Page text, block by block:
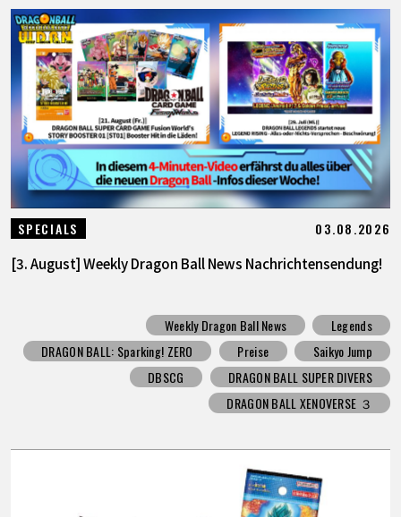
SPECIALS 03.08.2026
[3. August] Weekly Dragon Ball News Nachrichtensendung!
Weekly Dragon Ball News
Legends
DRAGON BALL: Sparking! ZERO
Preise
Saikyo Jump
DBSCG
DRAGON BALL SUPER DIVERS
DRAGON BALL XENOVERSE ３